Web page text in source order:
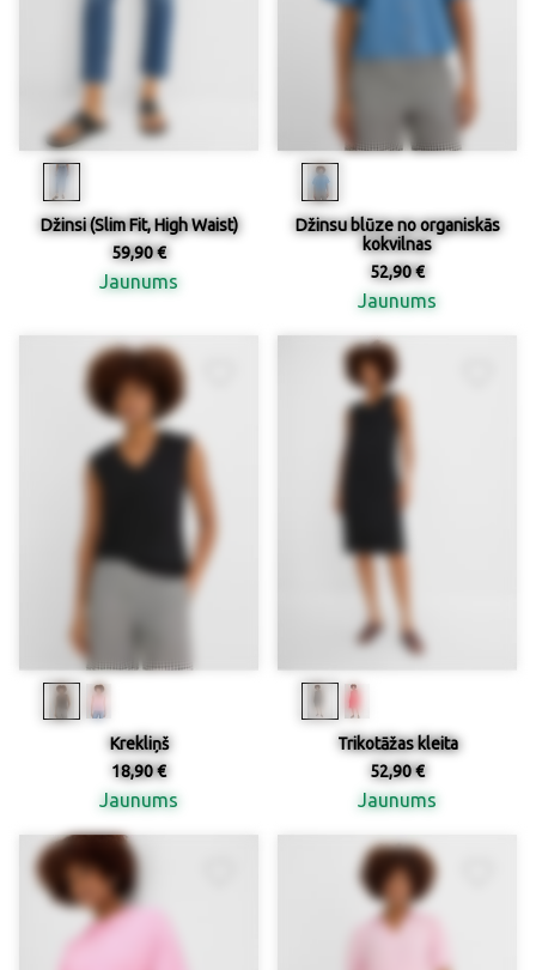
Džinsi (Slim Fit, High Waist)
59,90 €
Jaunums
Džinsu blūze no organiskās
kokvilnas
52,90 €
Jaunums
Krekliņš
18,90 €
Jaunums
Trikotāžas kleita
52,90 €
Jaunums